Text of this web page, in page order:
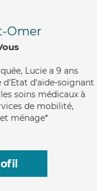
Omer
Lucie a 9 ans
d'Etat d'aide-soignant
soins médicaux à
de mobilité,
ménage*